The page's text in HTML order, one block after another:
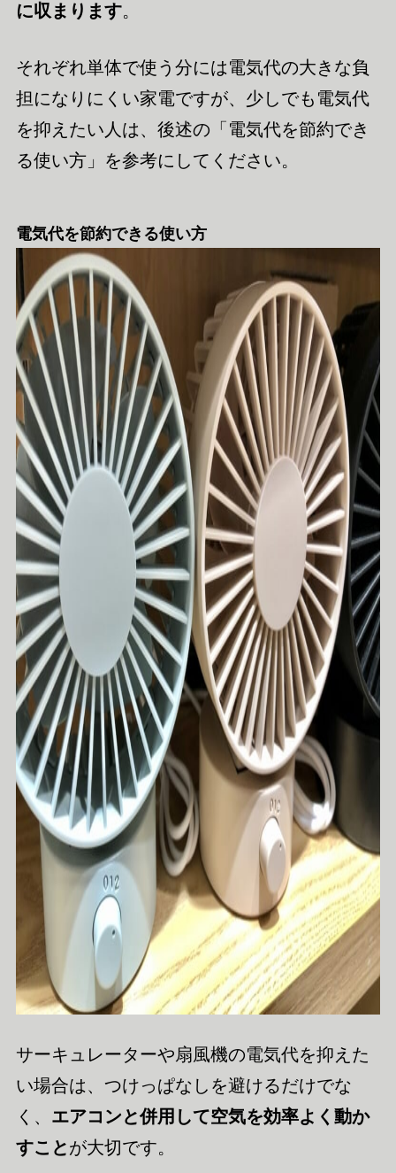
に収まります。
それぞれ単体で使う分には電気代の大きな負
担になりにくい家電ですが、少しでも電気代
を抑えたい人は、後述の「電気代を節約でき
る使い方」を参考にしてください。
電気代を節約できる使い方
サーキュレーターや扇風機の電気代を抑えた
い場合は、つけっぱなしを避けるだけでな
く、 エアコンと併用して空気を効率よく動か
すことが大切です。